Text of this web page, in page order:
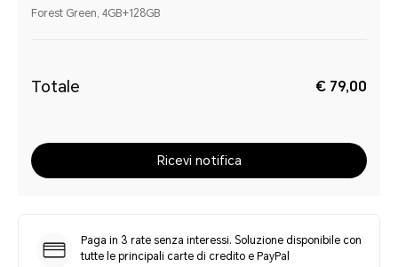
Forest Green, 4GB+128GB
Totale € 79,00
Ricevi notifica
Paga in 3 rate senza interessi. Soluzione disponibile con
tutte le principali carte di credito e PayPal